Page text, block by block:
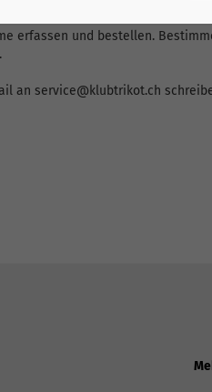
erfassen und bestellen.
an service@klubtrikot.ch